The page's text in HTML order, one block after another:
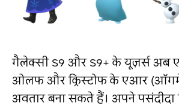
गैलेक्सी S9 और S9+ के यूज़र्स अब
ओलफ और क्रिस्टोफ के एआर
अवतार बना सकते हैं। अपने पसंदीदा